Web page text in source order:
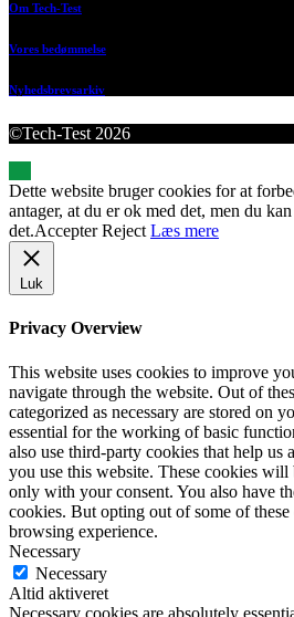
Om Tech-Test
Vores bedømmelse
Nyhedsbrevsarkiv
©Tech-Test 2026
Dette website bruger cookies for at
antager, at du er ok med det, men du
det.Accepter Reject Læs mere
Luk
Privacy Overview
This website uses cookies to improve
navigate through the website. Out of
categorized as necessary are stored on
essential for the working of basic
also use third-party cookies that help us
you use this website. These cookies
only with your consent. You also have
cookies. But opting out of some of
browsing experience.
Necessary
Necessary
Altid aktiveret
Necessary cookies are absolutely